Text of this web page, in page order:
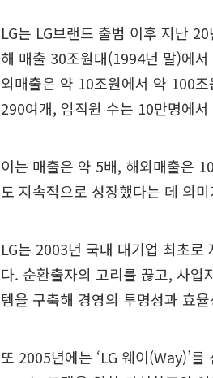
LG는 LG브랜드 출범 이후 지난
해 매출 30조원대(1994년 말)에
외매출은 약 10조원에서 약 100조
290여개, 임직원 수는 10만명에
이는 매출은 약 5배, 해외매출은
도 지속적으로 성장했다는 데 의
LG는 2003년 국내 대기업 최초로
다. 순환출자의 고리를 끊고, 사업
템을 구축해 경영의 투명성과 효
또 2005년에는 ‘LG 웨이(Way)’